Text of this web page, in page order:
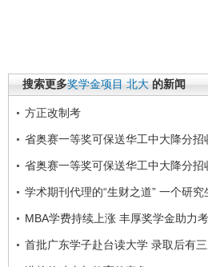
搜索更多奖学金项目 北大 的新闻
方正改制考
省奥赛一等奖可保送华工中大降分招
省奥赛一等奖可保送华工中大降分招
学术期刊代理的“生财之道” 一个研
MBA学费持续上涨 丰厚奖学金助力
首批广东学子赴台读大学 录取后有